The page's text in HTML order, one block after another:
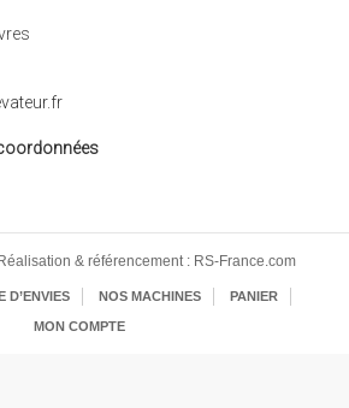
& référencement : RS-France.com
D’ENVIES NOS MACHINES PANIER
MON COMPTE